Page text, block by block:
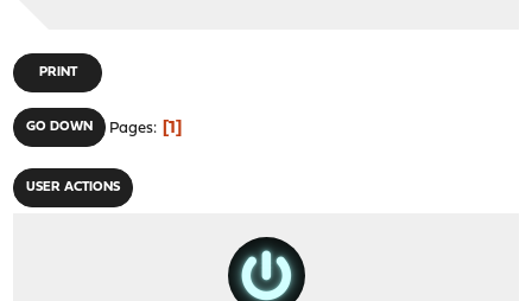
PRINT
GO DOWN Pages 1
USER ACTIONS